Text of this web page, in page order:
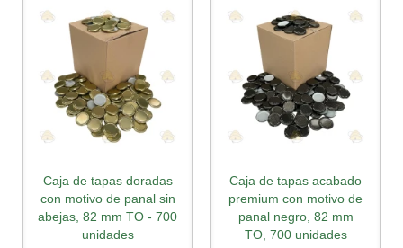
Caja de tapas doradas
con motivo de panal sin
abejas, 82 mm TO - 700
unidades
Caja de tapas acabado
premium con motivo de
panal negro, 82 mm
TO, 700 unidades